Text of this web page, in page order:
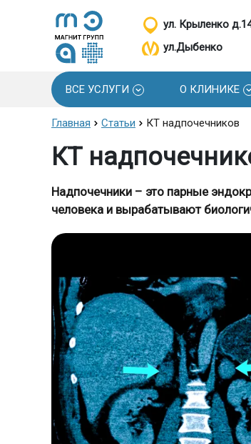
ул. Крыленко
ул.Дыбенко
ВСЕ УСЛУГИ О КЛИНИКЕ
Главная Статьи КТ надпочечников
КТ
Надпочечники – это парные
человека и вырабатывают